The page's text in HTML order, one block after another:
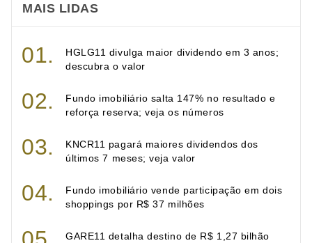
MAIS LIDAS
HGLG11 divulga maior dividendo em 3 anos;
descubra o valor
Fundo imobiliário salta 147% no resultado e
reforça reserva; veja os números
KNCR11 pagará maiores dividendos dos
últimos 7 meses; veja valor
Fundo imobiliário vende participação em dois
shoppings por R$ 37 milhões
GARE11 detalha destino de R$ 1,27 bilhão